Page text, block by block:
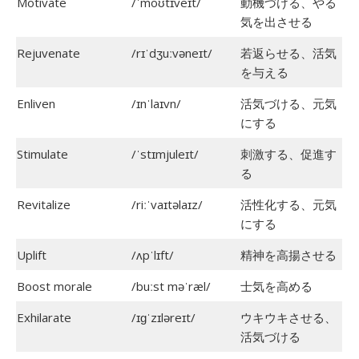
気を出させる
Rejuvenate
/rɪˈdʒuːvəneɪt/
若返らせる、活気
を与える
Enliven
/ɪnˈlaɪvn/
活気づける、元気
にする
Stimulate
/ˈstɪmjuleɪt/
刺激する、促進す
る
Revitalize
/riːˈvaɪtəlaɪz/
活性化する、元気
にする
Uplift
/ʌpˈlɪft/
精神を高揚させる
Boost morale
/buːst məˈræl/
士気を高める
Exhilarate
/ɪɡˈzɪləreɪt/
ウキウキさせる、
活気づける